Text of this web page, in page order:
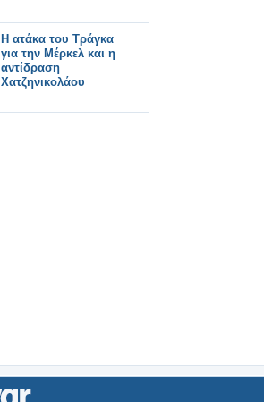
Η ατάκα του Τράγκα
για την Μέρκελ και η
αντίδραση
Χατζηνικολάου